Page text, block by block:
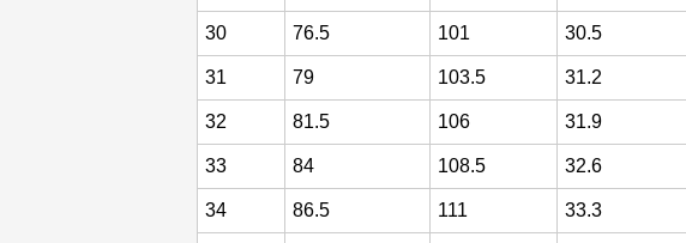
30 76.5 101 30.5
31 79 103.5 31.2
32 81.5 106 31.9
33 84 108.5 32.6
34 86.5 111 33.3